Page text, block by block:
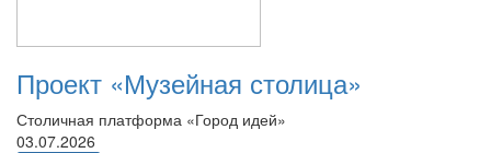
Проект «Музейная столица»
Столичная платформа «Город идей»
03.07.2026